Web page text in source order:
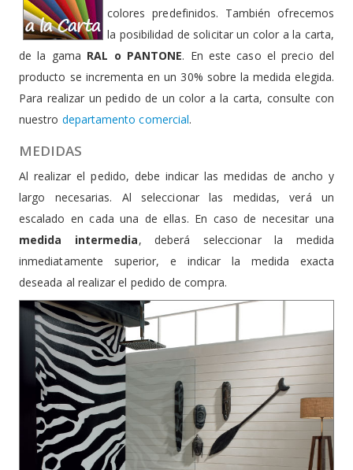
colores predefinidos. También ofrecemos
la posibilidad de solicitar un color a la carta,
de la gama RAL o PANTONE. En este caso el precio del
producto se incrementa en un 30% sobre la medida elegida.
Para realizar un pedido de un color a la carta, consulte con
nuestro departamento comercial.
MEDIDAS
Al realizar el pedido, debe indicar las medidas de ancho y
largo necesarias. Al seleccionar las medidas, verá un
escalado en cada una de ellas. En caso de necesitar una
medida intermedia, deberá seleccionar la medida
inmediatamente superior, e indicar la medida exacta
deseada al realizar el pedido de compra.